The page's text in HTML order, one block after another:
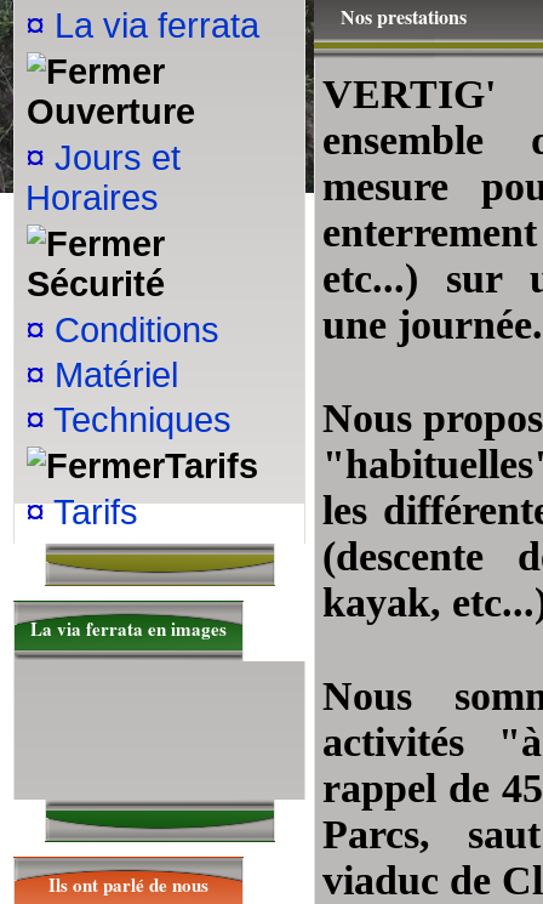
¤ La via ferrata
Ouverture
¤ Jours et
Horaires
Sécurité
¤ Conditions
¤ Matériel
¤ Techniques
Tarifs
¤Tarifs
La via ferrata en images
Ils ont parlé de nous
Nos prestations
ensemble
mesure
etc...) sur
une journée.
Nous
les
(descente
kayak,
Nous
activités
rappel de
Parcs,
viaduc de